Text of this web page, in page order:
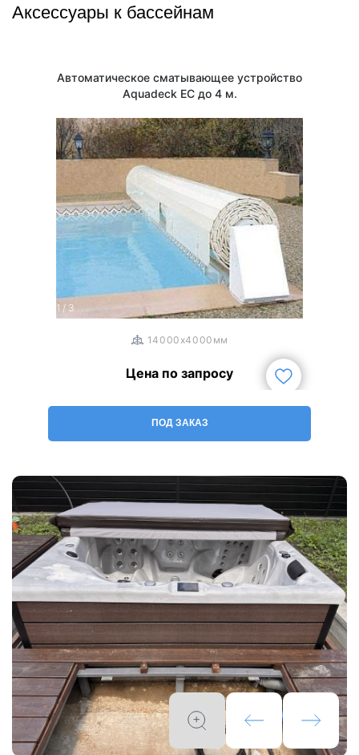
Другие варианты чаши Lovia Spa
Аксессуары к бассейнам
Автоматическое сматывающее устройство
Aquadeck EC до 4 м.
1 / 3
14000x4000мм
Цена по запросу
ПОД ЗАКАЗ